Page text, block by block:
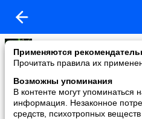
Применяются
Прочитать правила их
Возможны упоминания
В контенте могут упоминаться
информация. Незаконное
средств, психотропных
Галя
added a photo
07 Mar в 10:15